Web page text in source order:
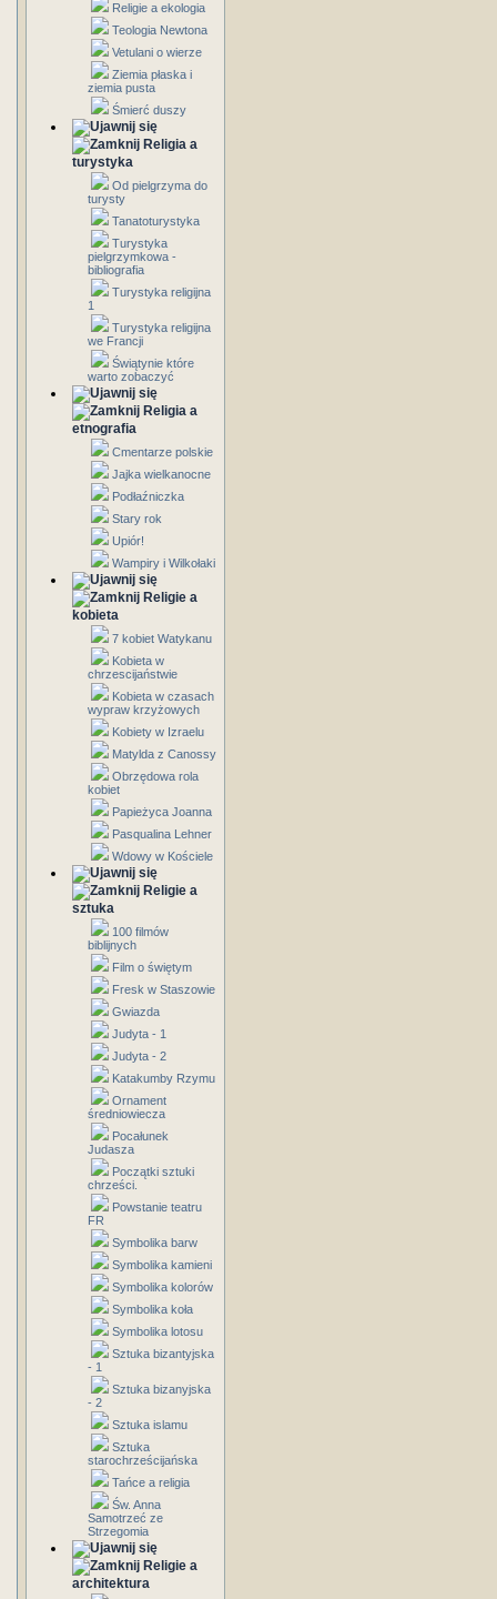
Religie a ekologia
Teologia Newtona
Vetulani o wierze
Ziemia płaska i
ziemia pusta
Śmierć duszy
Religia a
turystyka
Od pielgrzyma do
turysty
Tanatoturystyka
Turystyka
pielgrzymkowa -
bibliografia
Turystyka religijna
1
Turystyka religijna
we Francji
Świątynie które
warto zobaczyć
Religia a
etnografia
Cmentarze polskie
Jajka wielkanocne
Podłaźniczka
Stary rok
Upiór!
Wampiry i Wilkołaki
Religie a
kobieta
7 kobiet Watykanu
Kobieta w
chrzescijaństwie
Kobieta w czasach
wypraw krzyżowych
Kobiety w Izraelu
Matylda z Canossy
Obrzędowa rola
kobiet
Papieżyca Joanna
Pasqualina Lehner
Wdowy w Kościele
Religie a
sztuka
100 filmów
biblijnych
Film o świętym
Fresk w Staszowie
Gwiazda
Judyta - 1
Judyta - 2
Katakumby Rzymu
Ornament
średniowiecza
Pocałunek
Judasza
Początki sztuki
chrześci.
Powstanie teatru
FR
Symbolika barw
Symbolika kamieni
Symbolika kolorów
Symbolika koła
Symbolika lotosu
Sztuka bizantyjska
- 1
Sztuka bizanyjska
- 2
Sztuka islamu
Sztuka
starochrześcijańska
Tańce a religia
Św. Anna
Samotrzeć ze
Strzegomia
Religie a
architektura